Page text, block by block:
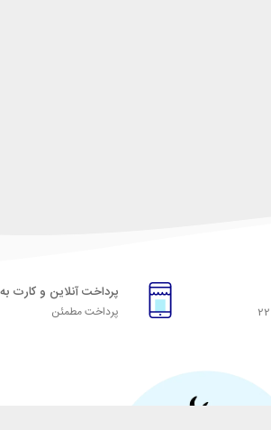
پرداخت آنلاین و کارت
پرداخت مطمئن